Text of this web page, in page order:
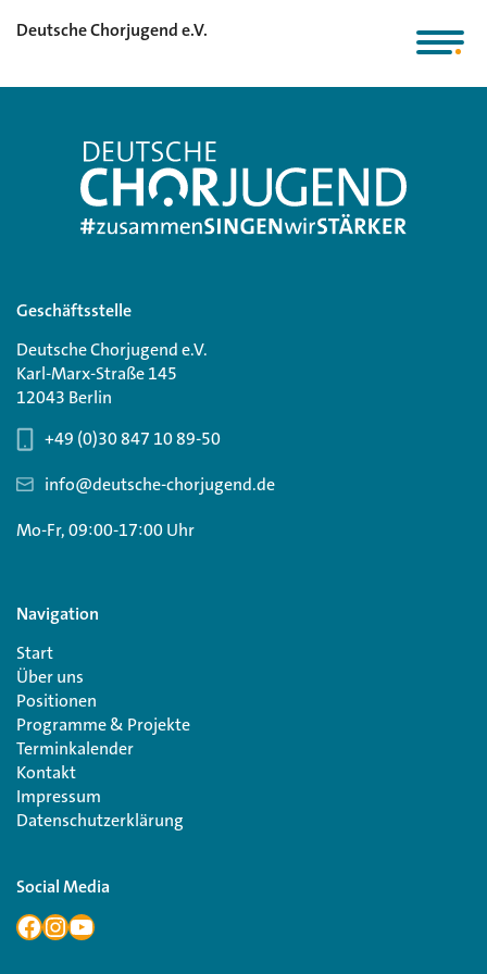
Deutsche Chorjugend e.V.
Geschäftsstelle
Deutsche Chorjugend e.V.
Karl-Marx-Straße 145
12043 Berlin
+49 (0)30 847 10 89-50
info@deutsche-chorjugend.de
Mo-Fr, 09:00-17:00 Uhr
Navigation
Start
Über uns
Positionen
Programme & Projekte
Terminkalender
Kontakt
Impressum
Datenschutzerklärung
Social Media